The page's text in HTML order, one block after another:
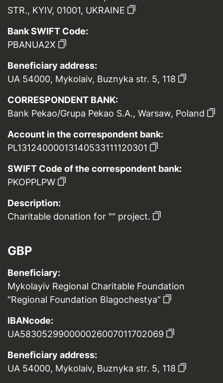
STR., KYIV, 01001, UKRAINE
Bank SWIFT Code:
PBANUA2X
Beneficiary address:
UA 54000, Mykolaiv, Buznyka str. 5, 118
CORRESPONDENT BANK:
Bank Pekao/Grupa Pekao S.A., Warsaw, Poland
Account in the correspondent bank:
PL13124000013140533111120301
SWIFT Code of the correspondent bank:
PKOPPLPW
Description:
Charitable donation for "" project.
GBP
Beneficiary:
Mykolayiv Regional Charitable Foundation
“Regional Foundation Blagochestya”
IBANcode:
UA583052990000026007011702069
Beneficiary address:
UA 54000, Mykolaiv, Buznyka str. 5, 118